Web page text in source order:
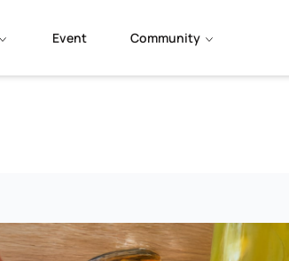
Event Community